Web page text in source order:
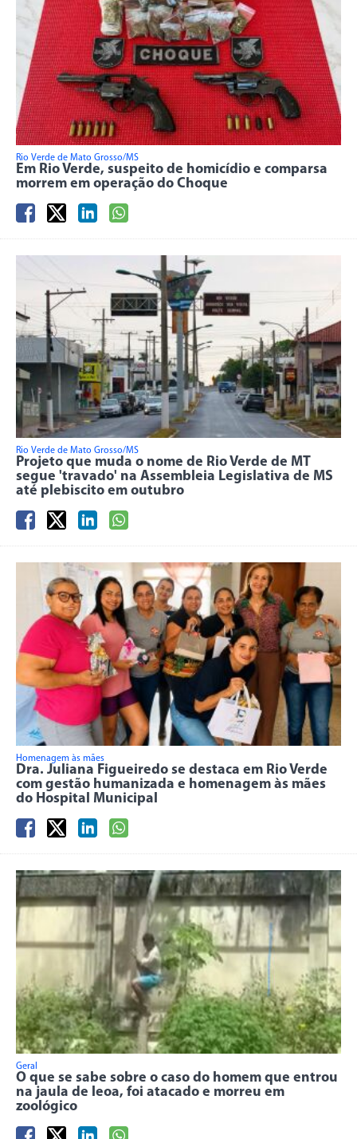
Rio Verde de Mato Grosso/MS
Em Rio Verde, suspeito de homicídio e comparsa
morrem em operação do Choque
Rio Verde de Mato Grosso/MS
Projeto que muda o nome de Rio Verde de MT
segue 'travado' na Assembleia Legislativa de MS
até plebiscito em outubro
Homenagem às mães
Dra. Juliana Figueiredo se destaca em Rio Verde
com gestão humanizada e homenagem às mães
do Hospital Municipal
Geral
O que se sabe sobre o caso do homem que entrou
na jaula de leoa, foi atacado e morreu em
zoológico